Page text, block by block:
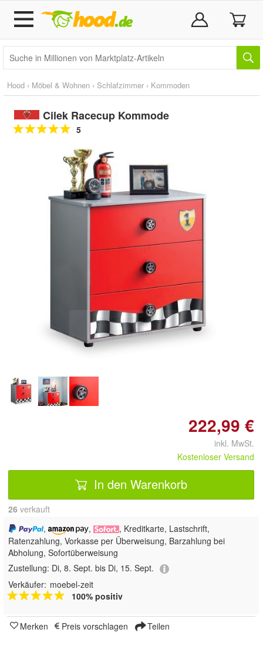
Hood › Möbel & Wohnen › Schlafzimmer › Kommoden
Cilek Racecup Kommode
5
Doppelt antippen zum
vergrößern
222,99 €
inkl. MwSt.
Kostenloser Versand
In den Warenkorb
26 verkauft
,
,
, Kreditkarte, Lastschrift,
Ratenzahlung, Vorkasse per Überweisung, Barzahlung bei
Abholung, Sofortüberweisung
Zustellung: Di, 8. Sept. bis Di, 15. Sept.
Verkäufer: moebel-zeit
100% positiv
Merken Preis vorschlagen Teilen